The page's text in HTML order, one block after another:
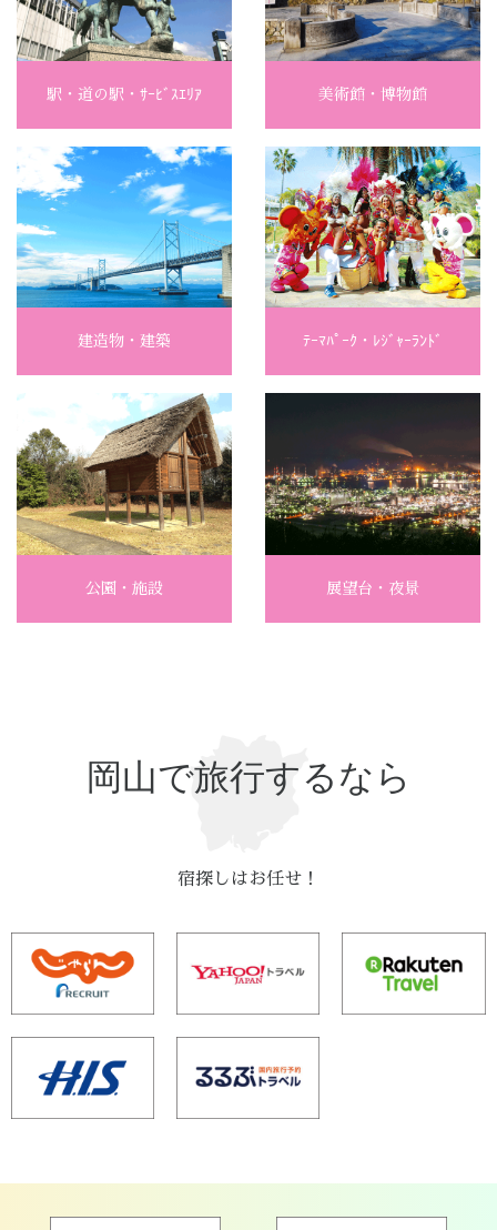
駅・道の駅・ｻｰﾋﾞｽｴﾘｱ 美術館・博物館
建造物・建築 ﾃｰﾏﾊﾟｰｸ・ﾚｼﾞｬｰﾗﾝﾄﾞ
公園・施設 展望台・夜景
岡山で旅行するなら
宿探しはお任せ！